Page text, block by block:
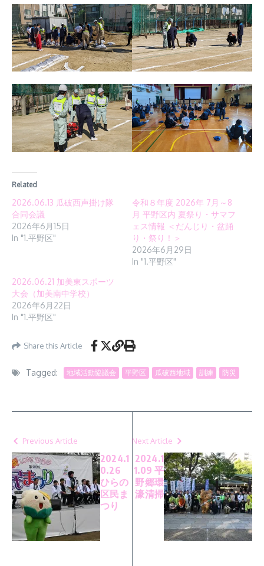
Related
2026.06.13 瓜破西声掛け隊
合同会議
2026年6月15日
In "1.平野区"
令和８年度 2026年 7月～8
月 平野区内 夏祭り・サマフ
ェス情報 ＜だんじり・盆踊
り・祭り！＞
2026年6月29日
In "1.平野区"
2026.06.21 加美東スポーツ
大会（加美南中学校）
2026年6月22日
In "1.平野区"
Share this Article
Tagged: 地域活動協議会 平野区 瓜破西地域 訓練 防災
Previous Article
2024.1
0.26
ひらの
区民ま
つり
Next Article
2024.1
1.09 平
野郷環
濠清掃